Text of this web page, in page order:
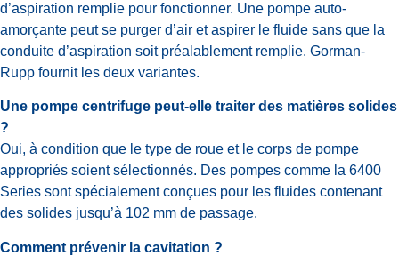
d’aspiration remplie pour fonctionner. Une pompe auto-
amorçante peut se purger d’air et aspirer le fluide sans que la
conduite d’aspiration soit préalablement remplie. Gorman-
Rupp fournit les deux variantes.
Une pompe centrifuge peut-elle traiter des matières solides
?
Oui, à condition que le type de roue et le corps de pompe
appropriés soient sélectionnés. Des pompes comme la 6400
Series sont spécialement conçues pour les fluides contenant
des solides jusqu’à 102 mm de passage.
Comment prévenir la cavitation ?